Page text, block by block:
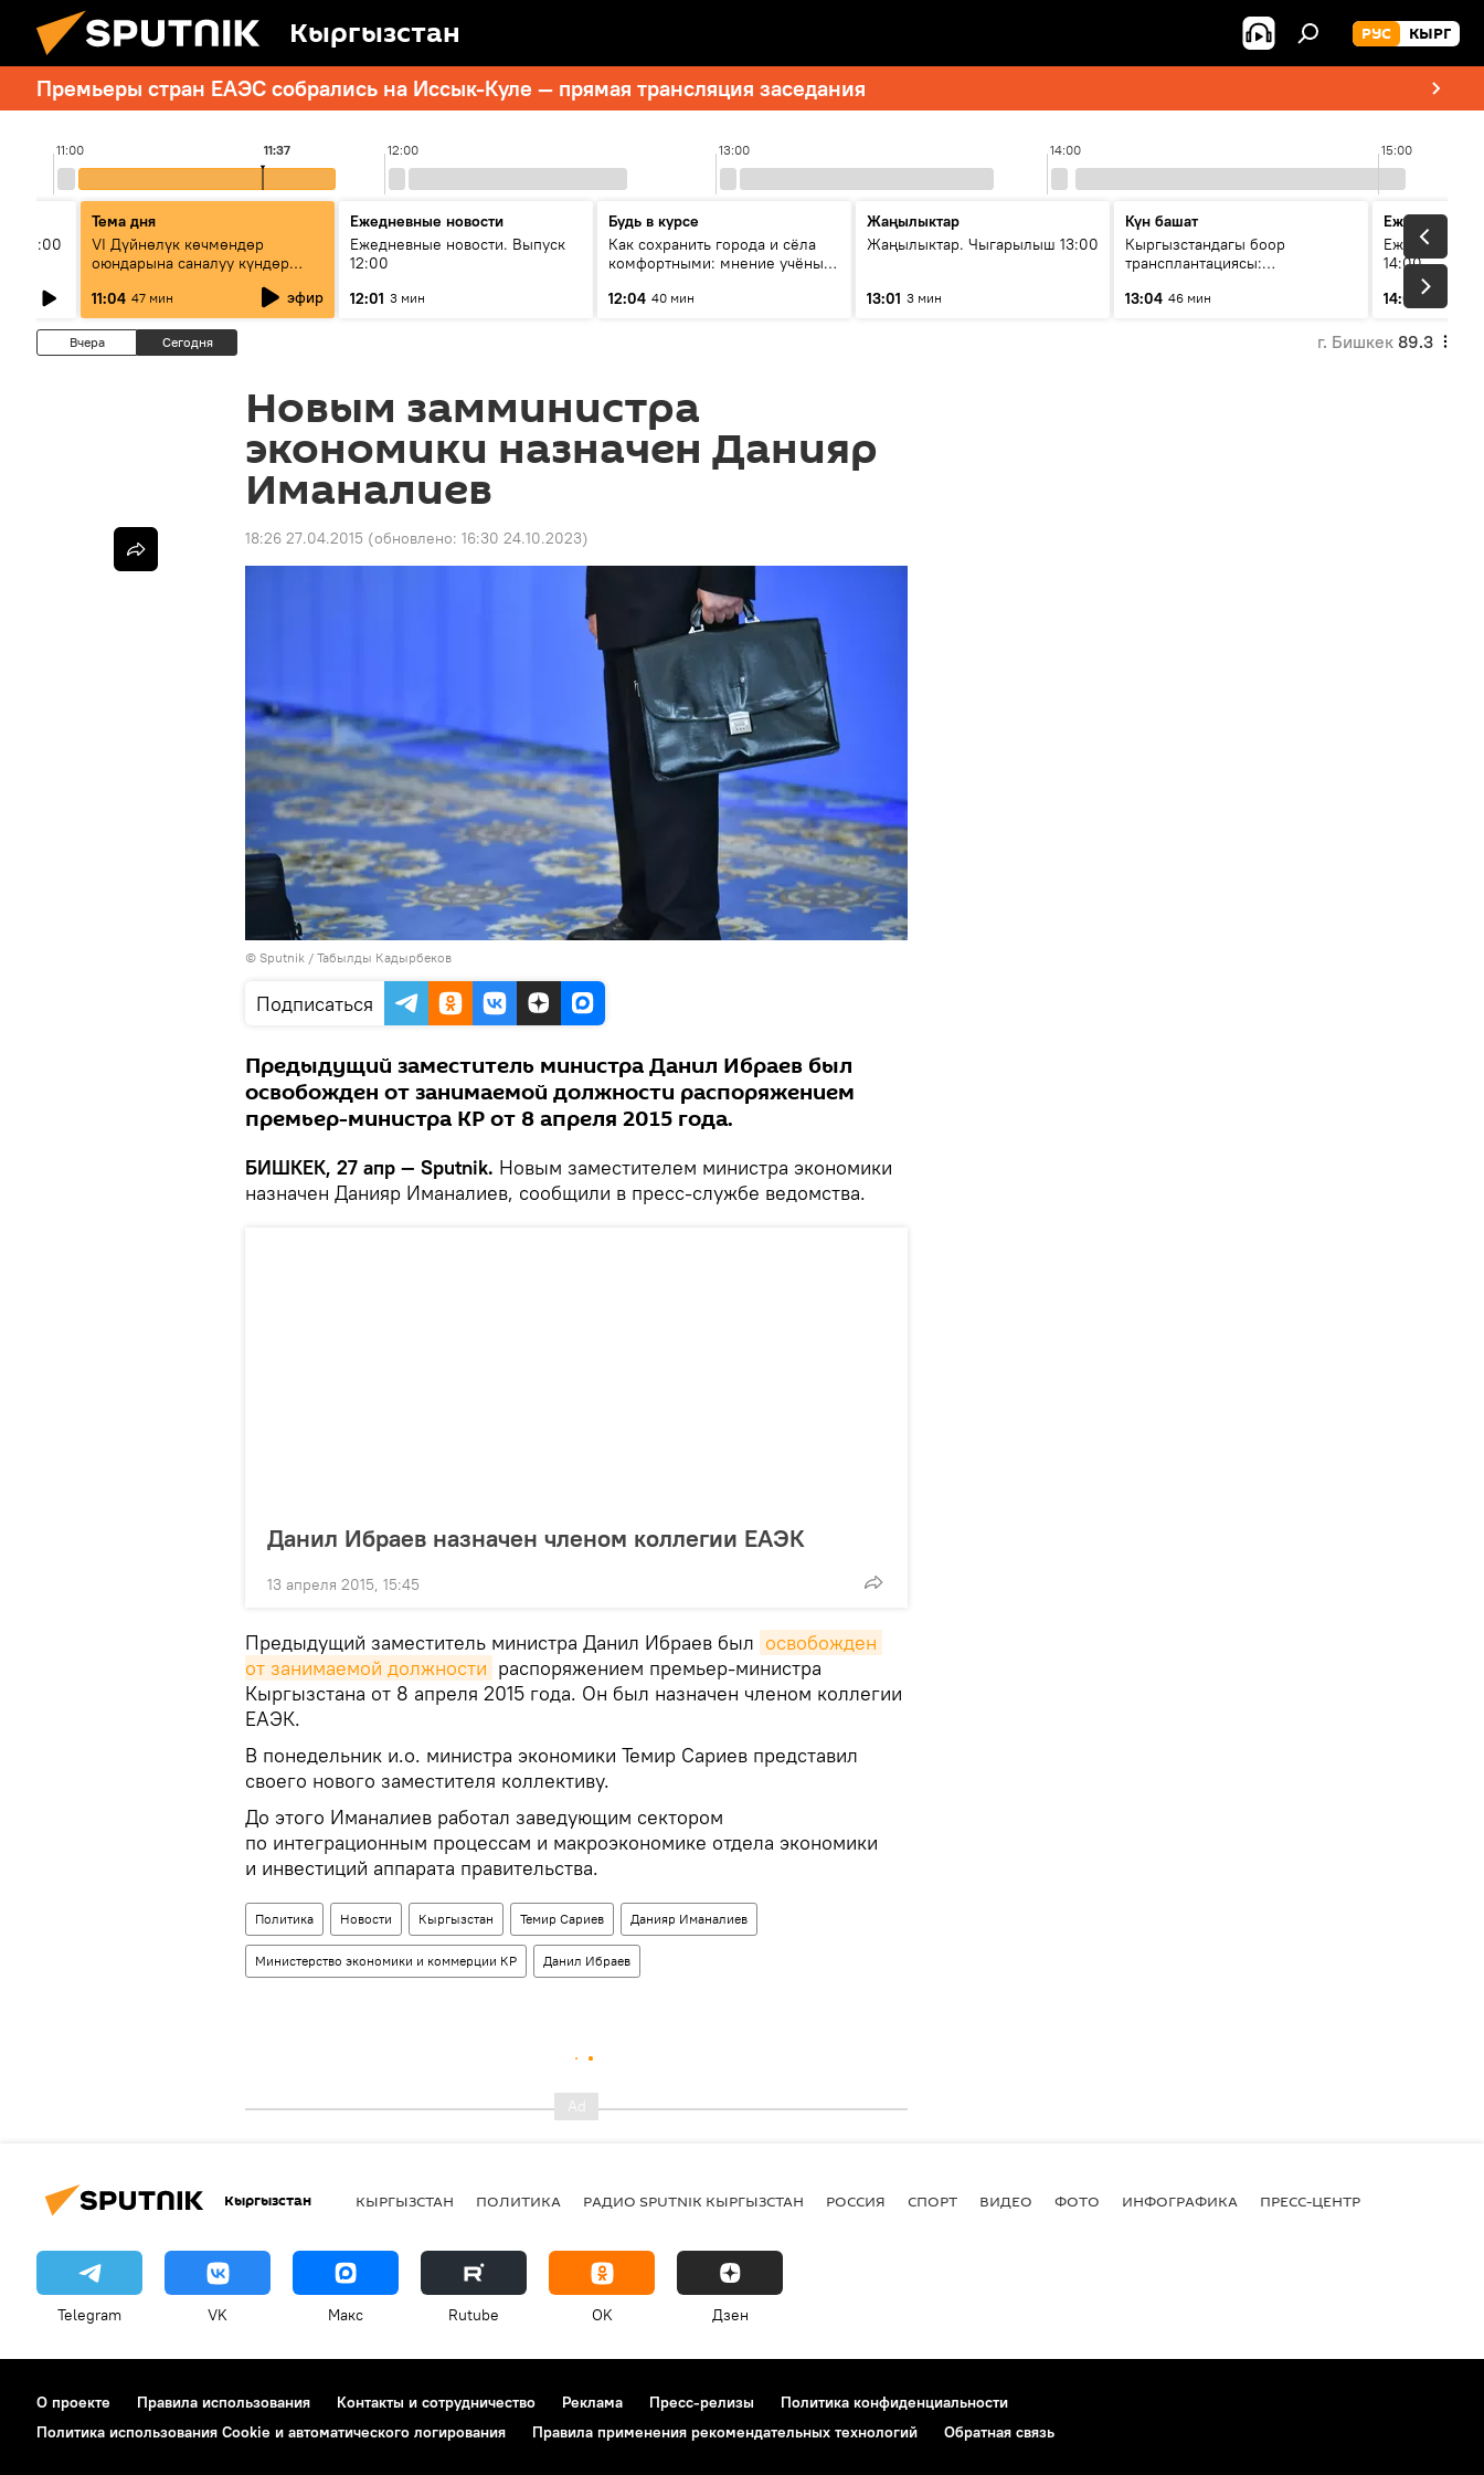
Кыргызстан РУС КЫРГ
Премьеры стран ЕАЭС собрались на Иссык-Куле — прямая трансляция заседания
11:00 12:00 13:00 14:00 15:00
11:37
11:00
Тема дня
VI Дүйнөлүк көчмөндөр
оюндарына саналуу күндөр
калды: даярдык иштери кайсы
этапка жетти?
11:04 47 мин эфир
Ежедневные новости
Ежедневные новости. Выпуск
12:00
12:01 3 мин
Будь в курсе
Как сохранить города и сёла
комфортными: мнение учёных
12:04 40 мин
Жаңылыктар
Жаңылыктар. Чыгарылыш 13:00
13:01 3 мин
Күн башат
Кыргызстандагы боор
трансплантациясы:
келечеги
13:04 46 мин
Ежедневные
Ежедневные
14:00
14:01
3 мин
Вчера Сегодня г. Бишкек 89.3
Новым замминистра
экономики назначен Данияр
Иманалиев
18:26 27.04.2015 (обновлено: 16:30 24.10.2023)
© Sputnik / Табылды Кадырбеков
Подписаться
Предыдущий заместитель министра Данил Ибраев был
освобожден от занимаемой должности распоряжением
премьер-министра КР от 8 апреля 2015 года.
БИШКЕК, 27 апр — Sputnik. Новым заместителем министра экономики
назначен Данияр Иманалиев, сообщили в пресс-службе ведомства.
Данил Ибраев назначен членом коллегии ЕАЭК
13 апреля 2015, 15:45
Предыдущий заместитель министра Данил Ибраев был освобожден
от занимаемой должности распоряжением премьер-министра
Кыргызстана от 8 апреля 2015 года. Он был назначен членом коллегии
ЕАЭК.
В понедельник и.о. министра экономики Темир Сариев представил
своего нового заместителя коллективу.
До этого Иманалиев работал заведующим сектором
по интеграционным процессам и макроэкономике отдела экономики
и инвестиций аппарата правительства.
Политика Новости Кыргызстан Темир Сариев Данияр Иманалиев
Министерство экономики и коммерции КР Данил Ибраев
Кыргызстан КЫРГЫЗСТАН ПОЛИТИКА РАДИО SPUTNIK КЫРГЫЗСТАН РОССИЯ СПОРТ ВИДЕО ФОТО ИНФОГРАФИКА ПРЕСС-ЦЕНТР
Telegram VK Макс Rutube OK Дзен
О проекте Правила использования Контакты и сотрудничество Реклама Пресс-релизы
Политика конфиденциальности
Политика использования Cookie и автоматического логирования
Правила применения рекомендательных технологий Обратная связь